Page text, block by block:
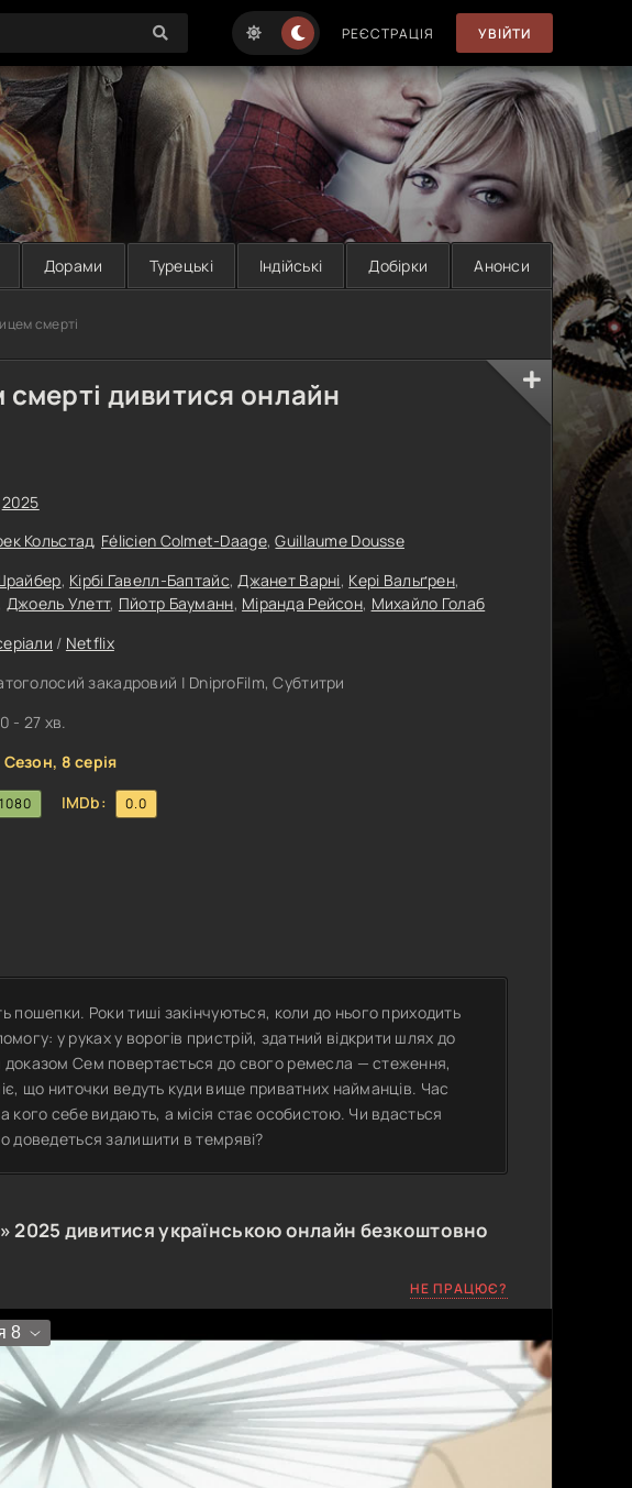
РЕЄСТРАЦІЯ УВІЙТИ
Дорами Турецькі Індійські Добірки Анонси
смерті
дивитися онлайн
2025
Кольстад, Félicien Colmet-Daage,Guillaume Dousse
, Кірбі Гавелл-Баптайс,Джанет Варні, Кері Вальґрен,
Джоель Улетт, Пйотр Бауманн, Міранда Рейсон, Михайло Голаб
/ Netflix
закадровий | DniproFilm, Субтитри
- 27 хв.
Сезон, 8 серія
IMDb: 0.0
пошепки. Роки тиші закінчуються, коли до нього приходить
у руках у ворогів пристрій, здатний відкрити шлях до
доказом Сем повертається до свого ремесла — стеження,
що ниточки ведуть куди вище приватних найманців. Час
кого себе видають, а місія стає особистою. Чи вдасться
доведеться залишити в темряві?
2025 дивитися українською онлайн безкоштовно
НЕ ПРАЦЮЄ?